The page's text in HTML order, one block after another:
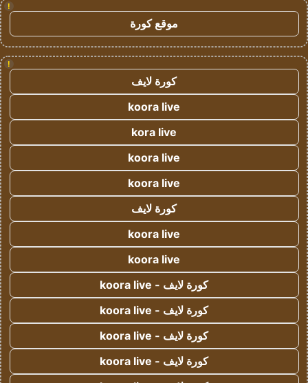
!
موقع كورة
!
كورة لايف
koora live
kora live
koora live
koora live
كورة لايف
koora live
koora live
كورة لايف - koora live
كورة لايف - koora live
كورة لايف - koora live
كورة لايف - koora live